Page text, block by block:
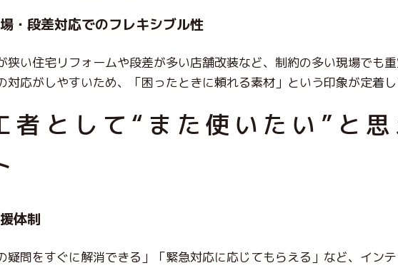
・段差対応でのフレキシブル性
狭い住宅リフォームや段差が多い店舗改装など、制約の多い現場でも
対応がしやすいため、「困ったときに頼れる素材」という印象が定着し
者として“また使いたい”と
体制
疑問をすぐに解消できる」「緊急対応に応じてもらえる」など、イン